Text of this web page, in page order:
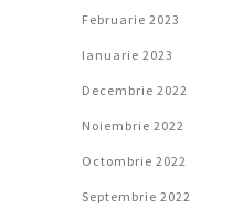
Februarie 2023
Ianuarie 2023
Decembrie 2022
Noiembrie 2022
Octombrie 2022
Septembrie 2022